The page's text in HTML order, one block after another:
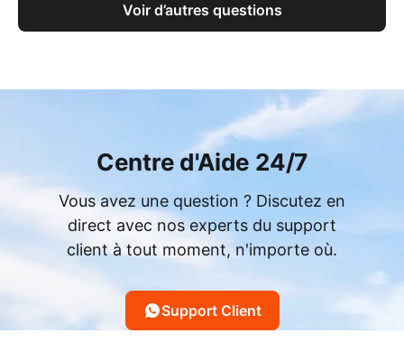
Voir d’autres questions
Centre d'Aide 24/7
Vous avez une question ? Discutez en
direct avec nos experts du support
client à tout moment, n'importe où.
Support Client